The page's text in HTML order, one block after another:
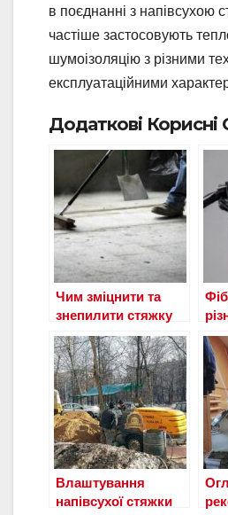
в поєднанні з напівсухою
частіше застосовують
шумоізоляцію з різними
експлуатаційними
Додаткові Корисні
Чим зміцнити та
знепилити стяжку
бетонної підлоги?
та
Влаштування
напівсухої стяжки